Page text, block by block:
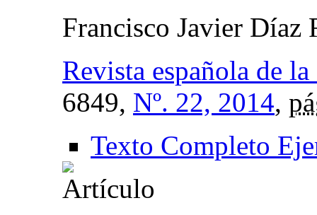
Francisco Javier Díaz
Revista española de
6849, Nº. 22, 2014,
Texto Completo